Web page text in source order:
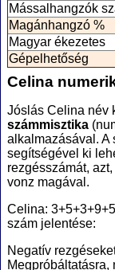
Mássalhangzók
Magánhangzó %
Magyar ékezetes
Gépelhetőség
Celina
Jóslás Celina név
számmisztika
alkalmazásával. A
segítségével ki
rezgésszámát,
vonz magával.
Celina:
szám jelentése:
Negatív
Megpróbáltatásra,